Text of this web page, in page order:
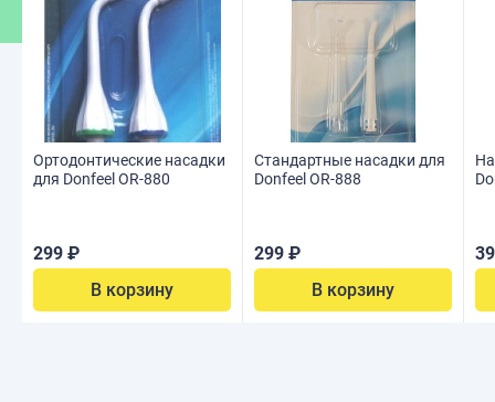
Ортодонтические насадки
для Donfeel OR-880
299 ₽
В корзину
Стандартные насадки для
Donfeel OR-888
299 ₽
В корзину